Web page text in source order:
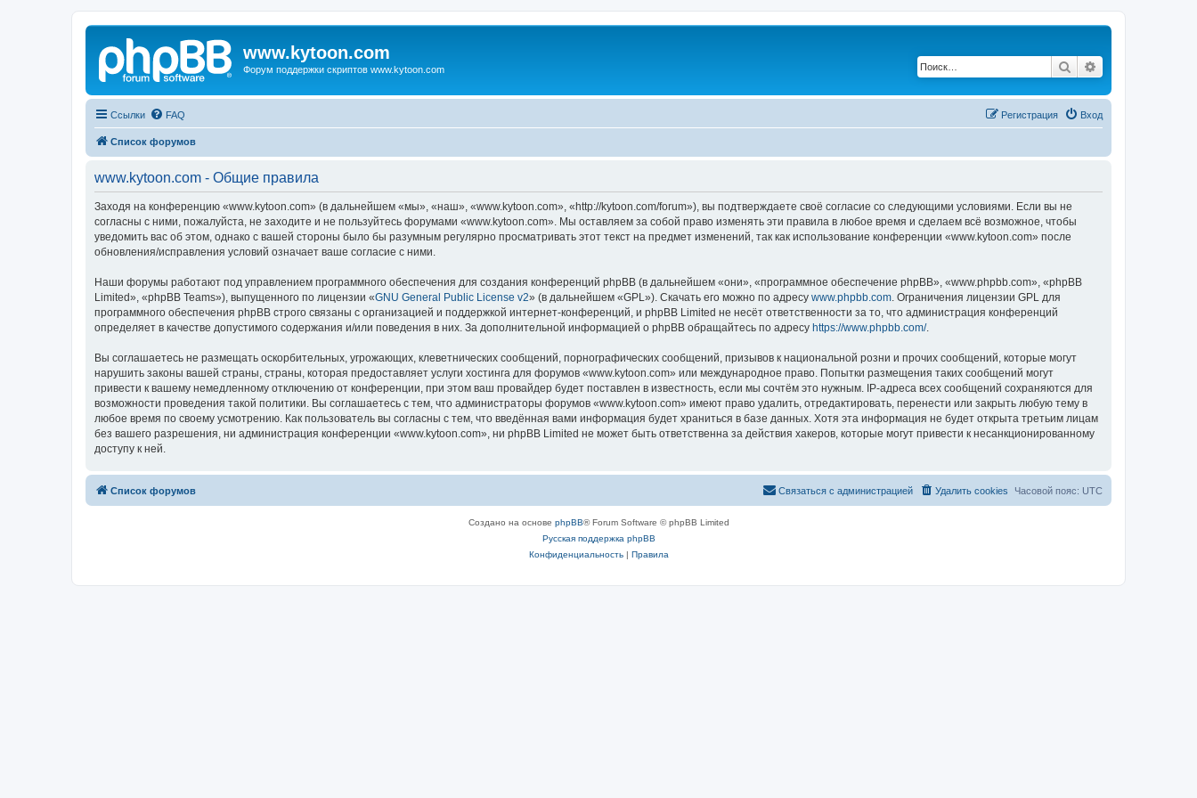
www.kytoon.com
Форум поддержки скриптов www.kytoon.com Поиск
Ссылки FAQ Вход
Регистрация
Список форумов
www.kytoon.com - Общие правила
Заходя на конференцию «www.kytoon.com» (в дальнейшем «мы», «наш», «www.kytoon.com», «http://kytoon.com/forum»), вы подтверждаете своё согласие со следующими условиями. Если вы не
согласны с ними, пожалуйста, не заходите и не пользуйтесь форумами «www.kytoon.com». Мы оставляем за собой право изменять эти правила в любое время и сделаем всё возможное, чтобы
уведомить вас об этом, однако с вашей стороны было бы разумным регулярно просматривать этот текст на предмет изменений, так как использование конференции «www.kytoon.com» после
обновления/исправления условий означает ваше согласие с ними.
Наши форумы работают под управлением программного обеспечения для создания конференций phpBB (в дальнейшем «они», «программное обеспечение phpBB», «www.phpbb.com», «phpBB
Limited», «phpBB Teams»), выпущенного по лицензии «GNU General Public License v2» (в дальнейшем «GPL»). Скачать его можно по адресу www.phpbb.com . Ограничения лицензии GPL для
программного обеспечения phpBB строго связаны с организацией и поддержкой интернет-конференций, и phpBB Limited не несёт ответственности за то, что администрация конференций
определяет в качестве допустимого содержания и/или поведения в них. За дополнительной информацией о phpBB обращайтесь по адресу https://www.phpbb.com/.
Вы соглашаетесь не размещать оскорбительных, угрожающих, клеветнических сообщений, порнографических сообщений, призывов к национальной розни и прочих сообщений, которые могут
нарушить законы вашей страны, страны, которая предоставляет услуги хостинга для форумов «www.kytoon.com» или международное право. Попытки размещения таких сообщений могут
привести к вашему немедленному отключению от конференции, при этом ваш провайдер будет поставлен в известность, если мы сочтём это нужным. IP-адреса всех сообщений сохраняются для
возможности проведения такой политики. Вы соглашаетесь с тем, что администраторы форумов «www.kytoon.com» имеют право удалить, отредактировать, перенести или закрыть любую тему в
любое время по своему усмотрению. Как пользователь вы согласны с тем, что введённая вами информация будет храниться в базе данных. Хотя эта информация не будет открыта третьим лицам
без вашего разрешения, ни администрация конференции «www.kytoon.com», ни phpBB Limited не может быть ответственна за действия хакеров, которые могут привести к несанкционированному
доступу к ней.
Список форумов Часовой пояс: UTC
Удалить cookies
Связаться с администрацией
Создано на основе phpBB® Forum Software © phpBB Limited
Русская поддержка phpBB
Конфиденциальность| Правила